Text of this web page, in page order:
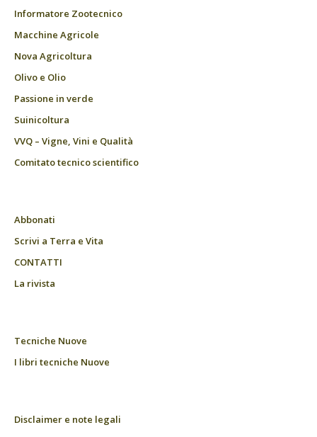
Informatore Zootecnico
Macchine Agricole
Nova Agricoltura
Olivo e Olio
Passione in verde
Suinicoltura
VVQ – Vigne, Vini e Qualità
Comitato tecnico scientifico
Abbonati
Scrivi a Terra e Vita
CONTATTI
La rivista
Tecniche Nuove
I libri tecniche Nuove
Disclaimer e note legali